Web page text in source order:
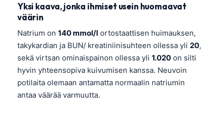
Yksi kaava, jonka ihmiset usein huomaavat
väärin
Natrium on 140 mmol/l ortostaattisen huimauksen,
takykardian ja BUN/ kreatiniinisuhteen ollessa yli 20,
sekä virtsan ominaispainon ollessa yli 1.020 on silti
hyvin yhteensopiva kuivumisen kanssa. Neuvoin
potilaita olemaan antamatta normaalin natriumin
antaa väärää varmuutta.